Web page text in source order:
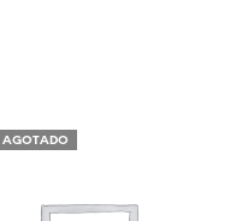
AGOTADO